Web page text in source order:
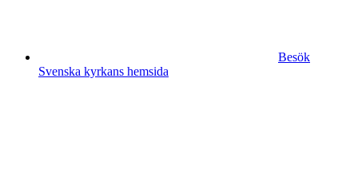
Besök
Svenska kyrkans hemsida